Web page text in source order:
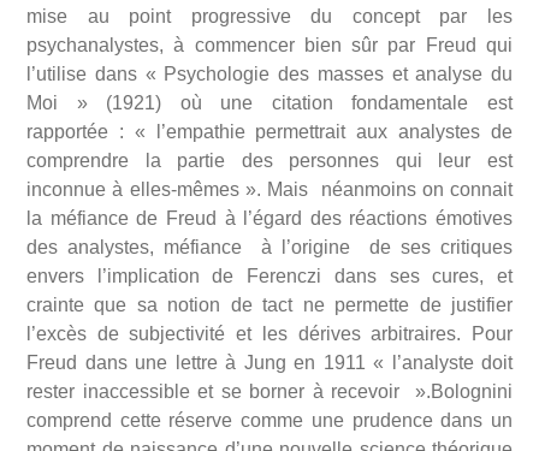
mise au point progressive du concept par les
psychanalystes, à commencer bien sûr par Freud qui
l’utilise dans « Psychologie des masses et analyse du
Moi » (1921) où une citation fondamentale est
rapportée : « l’empathie permettrait aux analystes de
comprendre la partie des personnes qui leur est
inconnue à elles-mêmes ». Mais néanmoins on connait
la méfiance de Freud à l’égard des réactions émotives
des analystes, méfiance à l’origine de ses critiques
envers l’implication de Ferenczi dans ses cures, et
crainte que sa notion de tact ne permette de justifier
l’excès de subjectivité et les dérives arbitraires. Pour
Freud dans une lettre à Jung en 1911 « l’analyste doit
rester inaccessible et se borner à recevoir ».Bolognini
comprend cette réserve comme une prudence dans un